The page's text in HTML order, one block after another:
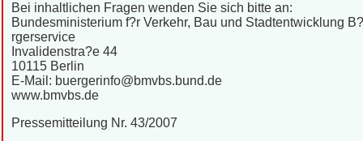
Bei inhaltlichen Fragen wenden Sie sich bitte an:
Bundesministerium f?r Verkehr, Bau und Stadtentwicklung B?
rgerservice
Invalidenstra?e 44
10115 Berlin
E-Mail: buergerinfo@bmvbs.bund.de
www.bmvbs.de
Pressemitteilung Nr. 43/2007